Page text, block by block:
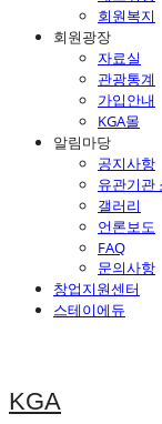
회원복지
회원광장
자료실
관광통계
가입안내
KGA몰
알림마당
공지사항
유관기관
갤러리
언론보도
FAQ
문의사항
창업지원센터
스테이에듀
KGA